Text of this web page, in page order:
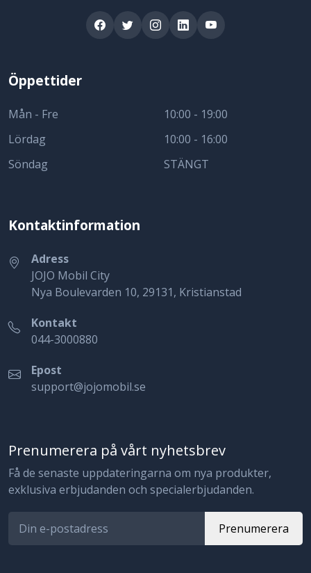
Öppettider
Mån - Fre
Lördag
Söndag
10:00 - 19:00
10:00 - 16:00
STÄNGT
Kontaktinformation
Adress
JOJO Mobil City
Nya Boulevarden 10, 29131, Kristianstad
Kontakt
044-3000880
Epost
support@jojomobil.se
Prenumerera på vårt nyhetsbrev
Få de senaste uppdateringarna om nya produkter,
exklusiva erbjudanden och specialerbjudanden.
Prenumerera